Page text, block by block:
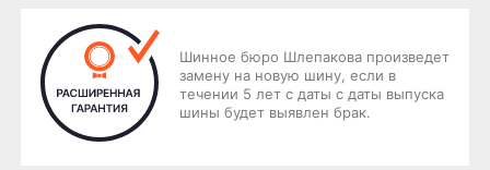
Шинное бюро Шлепакова произведет
замену на новую шину, если в
течении 5 лет с даты с даты выпуска
шины будет выявлен брак.